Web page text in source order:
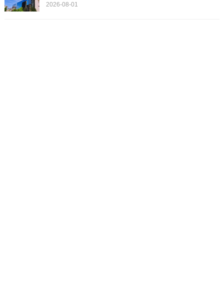
2026-08-01